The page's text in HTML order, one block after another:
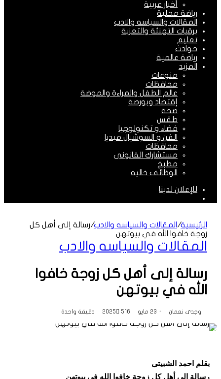
أخبار عربية
رياضة محلية
المقالات والسياسه والادب
برقيات التهنئة والتعزية
تعليم
حوادث
رياضة عالمية
المزيد
منوعات
محافظات
عالم الطفل والمراءة والموضة
إقتصاد وبورصة
صحة
طقس
فضاء و تكنولوجيا
الفن و السوشيال ميديا
محافظات
مستشارك القانونى
مطبخ
الوظائف خاليه
للإعلان لدينا
الرئيسية/ المقالات والسياسه والادب/رسالة إلى أهل كل
زوجة خافوا الله في بيوتهن
المقالات والسياسه والادب
رسالة إلى أهل كل زوجة خافوا
الله في بيوتهن
وجدى نعمان 23 مايو 2025 516 دقيقة واحدة
بقلم احمد الشبيتى
رسالة إلى أهل كل زوجة خافوا الله في بيوتهن